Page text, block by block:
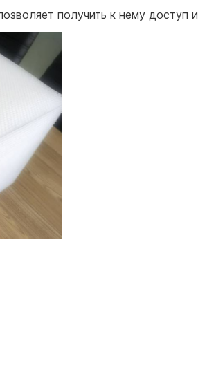
получить к нему доступ